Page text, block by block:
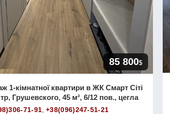
85 800$
1-кімнатної квартири в ЖК Смарт Сіті
Грушевского, 45 м², 6/12 пов., цегла
71-91 ,+38(096)247-51-21